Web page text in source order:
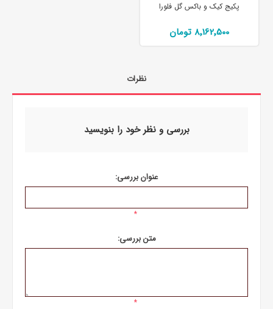
پکیج کیک و باکس گل فلورا
8٬162٬500 تومان
نظرات
بررسی و نظر خود را بنویسید
عنوان بررسی:
*
متن بررسی:
*